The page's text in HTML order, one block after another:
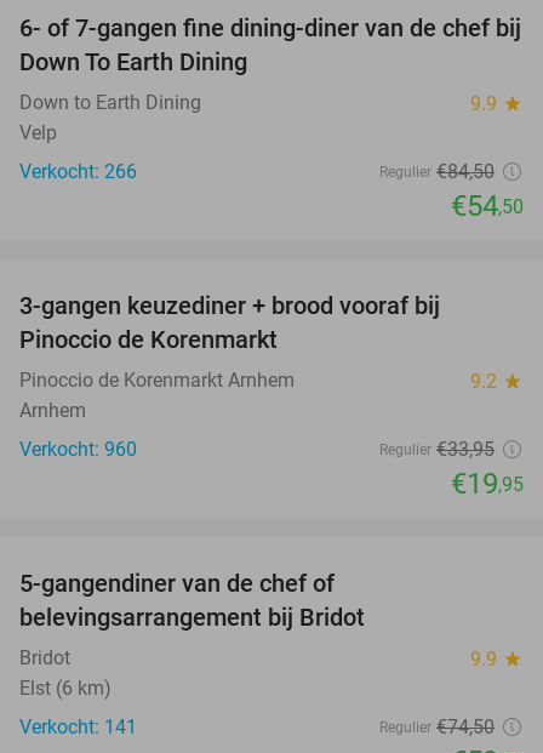
36%
6- of 7-gangen fine dining-diner van de chef bij
Down To Earth Dining
Down to Earth Dining 9.9 star
Velp
Verkocht: 266
Regulier €84,50
€54,50
3-gangen keuzediner + brood vooraf bij
Pinoccio de Korenmarkt
Pinoccio de Korenmarkt Arnhem 9.2 star
Arnhem
Verkocht: 960
Regulier €33,95
€19,95
5-gangendiner van de chef of
belevingsarrangement bij Bridot
Bridot 9.9 star
Elst (6 km)
Verkocht: 141
Regulier €74,50